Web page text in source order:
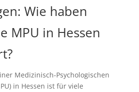
Wie haben
MPU in Hessen
Medizinisch-Psychologischen
in Hessen ist für viele